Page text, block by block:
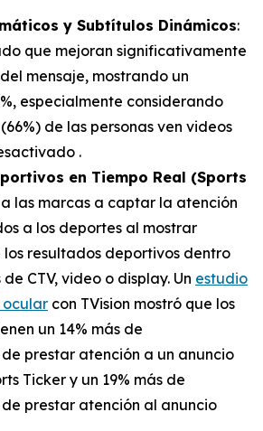
y Subtítulos Dinámicos:
que mejoran significativamente
mensaje, mostrando un
especialmente considerando
de las personas ven videos
.
en Tiempo Real (Sports
las marcas a captar la atención
a los deportes al mostrar
resultados deportivos dentro
CTV, video o display. Un estudio
ocular con TVision mostró que los
un 14% más de
prestar atención a un anuncio
Ticker y un 19% más de
prestar atención al anuncio